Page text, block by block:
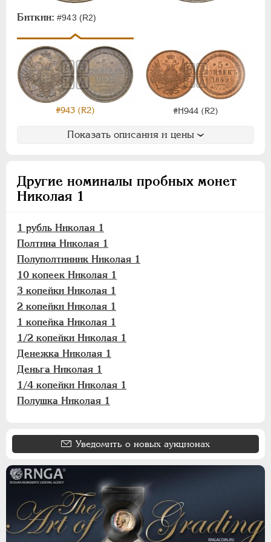
Биткин: #943 (R2)
#943 (R2) #Н944 (R2)
Показать описания и цены
Другие номиналы пробных монет
Николая 1
1 рубль Николая 1
Полтина Николая 1
Полуполтинник Николая 1
10 копеек Николая 1
3 копейки Николая 1
2 копейки Николая 1
1 копейка Николая 1
1/2 копейки Николая 1
Денежка Николая 1
Деньга Николая 1
1/4 копейки Николая 1
Полушка Николая 1
Уведомить о новых аукционах
ВРЕМЕННОЕ ПРАВ.
ИНОСТРАННЫЕ